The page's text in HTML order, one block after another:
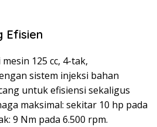
Efisien
125 cc, 4-tak,
sistem injeksi bahan
untuk efisiensi sekaligus
maksimal: sekitar 10 hp pada
9 Nm pada 6.500 rpm.